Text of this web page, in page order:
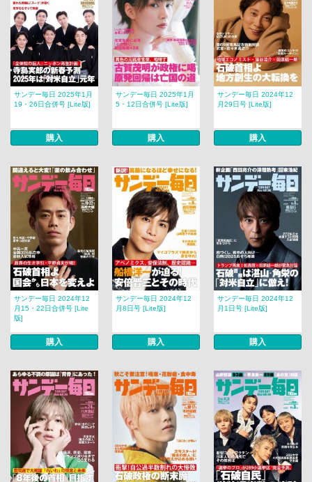
サンデー毎日 2025年1月
19・26日合併号 [Lite版]
購入
サンデー毎日 2025年1月
5・12日合併号 [Lite版]
購入
サンデー毎日 2024年12
月29日号 [Lite版]
購入
サンデー毎日 2024年12
月15・22日合併号 [Lite
版]
購入
サンデー毎日 2024年12
月8日号 [Lite版]
購入
サンデー毎日 2024年12
月1日号 [Lite版]
購入